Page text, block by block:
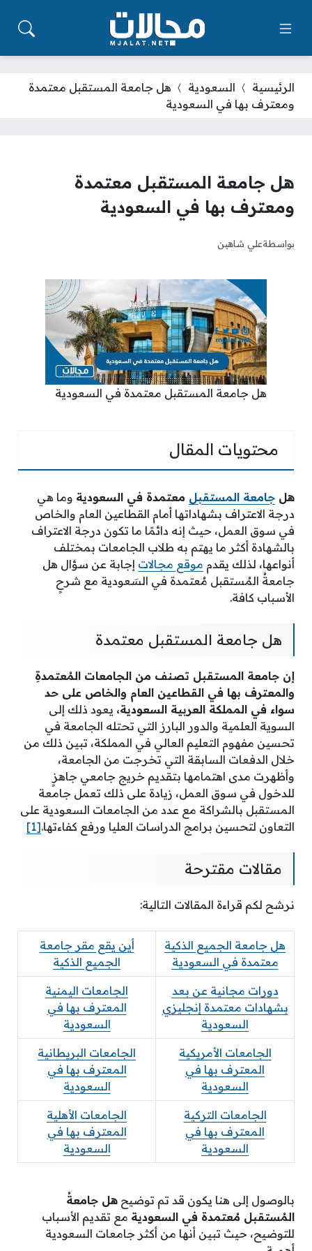
الرئيسية السعودية
هل جامعة المستقبل معتمدة
ومعترف بها في السعودية
هل جامعة المستقبل معتمدة
ومعترف بها في السعودية
بواسطةعلي شاهين
هل جامعة المستقبل معتمدة في السعودية
محتويات المقال
هل جامعة المستقبل معتمدة في السعودية وما هي
درجة الاعتراف بشهاداتها أمام القطاعين العام والخاص
في سوق العمل، حيث إنه دائمًا ما تكون درجة الاعتراف
بالشهادة أكثر ما يهتم به طلاب الجامعات بمختلف
أنواعها، لذلك يقدم موقع مجالات إجابة عن سؤال هل
جامعةُ المُستقبل مُعتمدة في السَعودية مع شرحٍ
الأسباب كافة.
هل جامعة المستقبل معتمدة
إن جامعة المستقبل تصنف من الجامعات المُعتمدةِ
والمعترف بها في القطاعين العام والخاص على حد
سواء في المملكة العربية السعودية، يعود ذلك إلى
السوية العلمية والدور البارز التي تحتله الجامعة في
تحسين مفهوم التعليم العالي في المملكة، تبين ذلك من
خلال الدفعات السابقة التي تخرجت من الجامعة،
وأظهرت مدى اهتمامها بتقديم خريج جامعي جاهزٍ
للدخول في سوق العمل، زيادة على ذلك تعمل جامعة
المستقبل بالشراكة مع عدد من الجامعات السعودية على
التعاون لتحسين برامج الدراسات العليا ورفع كفاءتها.[1]
مقالات مقترحة
نرشح لكم قراءة المقالات التالية:
هل جامعة الجميع الذكية
معتمدة في السعودية
أين يقع مقر جامعة
الجميع الذكية
دورات مجانية عن بعد
بشهادات معتمدة إنجليزي
السعودية
الجامعات اليمنية
المعترف بها في
السعودية
الجامعات الأمريكية
المعترف بها في
السعودية
الجامعات البريطانية
المعترف بها في
السعودية
الجامعات التركية
المعترف بها في
السعودية
الجامعات الأهلية
المعترف بها في
السعودية
بالوصول إلى هنا يكون قد تم توضيح هل جامعةُ
المُستقبل مُعتمدة في السعودية مع تقديم الأسباب
للتوضيح، حيث تبين أنها من أكثر جامعات السعودية